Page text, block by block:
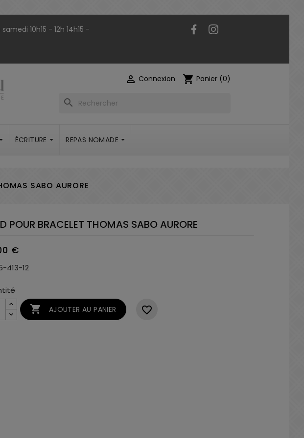
10h15 - 12h 14h15 -
Facebook
 Connexion shopping_cart Panier (0)
search
ÉCRITURE REPAS NOMADE
SABO AURORE
POUR BRACELET THOMAS SABO AURORE
€
413-12
 AJOUTER AU PANIER favorite_border